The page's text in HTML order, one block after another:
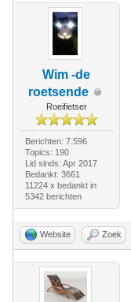
Wim -de
roetsende
Roeifietser
Berichten: 7.596
Topics: 190
Lid sinds: Apr 2017
Bedankt: 3661
11224 x bedankt in
5342 berichten
Website Zoek